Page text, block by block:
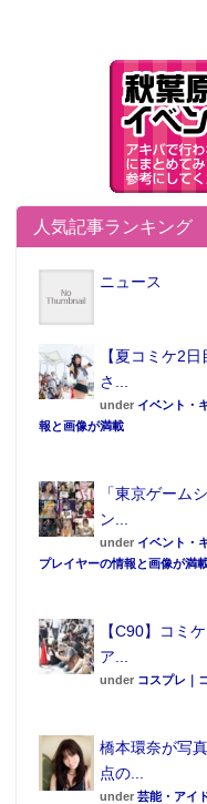
メディアに多数出演
奈(19)が11月28日発
ー16ページに登場。
あどけない笑顔は健
に。
さらに、ふっくらし
ャミソール姿やブラ
ら覗く白くすらりと
る。
ドキッとさせられる
また、巻頭カラーの
A act Ⅱ』。3度目の
人気記事ランキング
ニュース
【夏コミケ2
さ...
under イベント・
報と画像が満載
「東京ゲーム
ン...
under イベント・
プレイヤーの情報と画像が満
【C90】コミ
ア...
under コスプレ｜
橋本環奈が写
点の...
under 芸能・アイ